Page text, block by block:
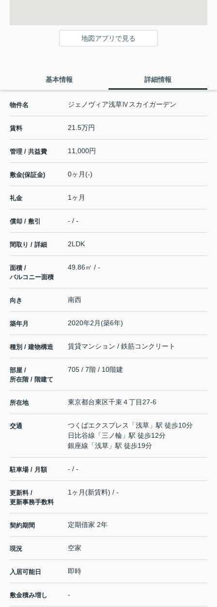
地図アプリで見る
基本情報 詳細情報
物件名 ジェノヴィア浅草Ⅳスカイガーデン
賃料 21.5万円
管理 / 共益費 11,000円
敷金(保証金) 0ヶ月(-)
礼金 1ヶ月
償却 / 敷引 - / -
間取り / 詳細 2LDK
面積 /
バルコニー面積
49.86㎡ / -
向き 南西
築年月 2020年2月(築6年)
種別 / 建物構造 賃貸マンション / 鉄筋コンクリート
部屋 /
所在階 / 階建て
705 / 7階 / 10階建
所在地 東京都台東区千束４丁目27-6
交通 つくばエクスプレス 「浅草 」駅 徒歩10分
日比谷線 「三ノ輪 」駅 徒歩12分
銀座線 「浅草 」駅 徒歩19分
駐車場 / 月額 - / -
更新料 /
更新事務手数料
1ヶ月(新賃料) / -
契約期間 定期借家 2年
現況 空家
入居可能日 即時
敷金積み増し -